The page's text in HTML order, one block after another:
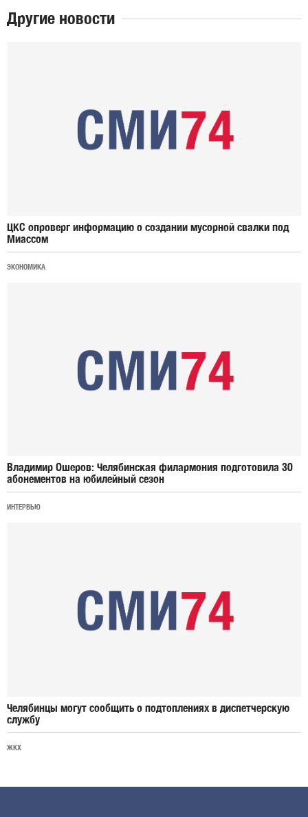
Другие новости
ЦКС опроверг информацию о создании мусорной свалки под
Миассом
ЭКОНОМИКА
Владимир Ошеров: Челябинская филармония подготовила 30
абонементов на юбилейный сезон
ИНТЕРВЬЮ
Челябинцы могут сообщить о подтоплениях в диспетчерскую
службу
ЖКХ